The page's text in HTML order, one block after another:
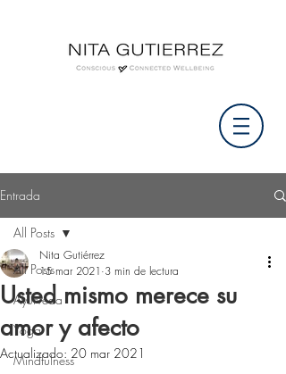
Entrada
All Posts
Ayurveda
Yoga
Mindfulness
All Posts
Usted mismo merece su
amor y afecto
Nita Gutiérrez
15 mar 2021 3 min de lectura
Actualizado: 20 mar 2021